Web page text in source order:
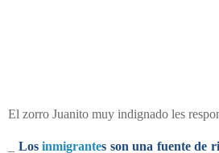
El zorro Juanito muy indignado les
Los inmigrantes son una fuente de